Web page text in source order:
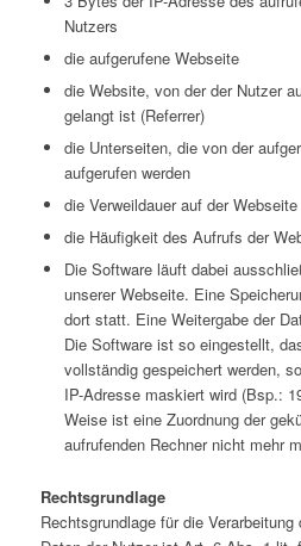
Nutzers
die aufgerufene Webseite
die Website, von der der Nutzer
gelangt ist (Referrer)
die Unterseiten, die von der
aufgerufen werden
die Verweildauer auf der Webseite
die Häufigkeit des Aufrufs der
Die Software läuft dabei
unserer Webseite. Eine
dort statt. Eine Weitergabe der
Die Software ist so eingestellt,
vollständig gespeichert werden,
IP-Adresse maskiert wird (Bsp.:
Weise ist eine Zuordnung der
aufrufenden Rechner nicht mehr
Rechtsgrundlage
Rechtsgrundlage für die